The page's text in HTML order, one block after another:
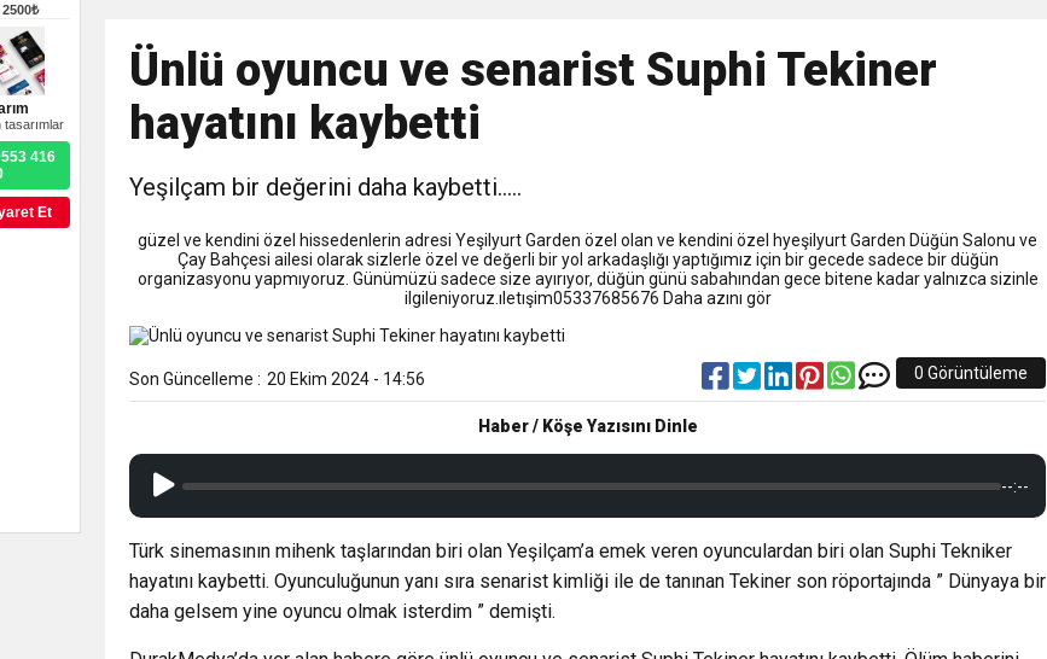
2500₺
416
Et
18:59 Trabzonspor Mitongo Transferini KAP’a Bildirdi
22:58 Trabzonspor, Salah Transferinin Maliyetini KAP’a Bildirdi
Ünlü oyuncu ve senarist Suphi Tekiner
hayatını kaybetti
Yeşilçam bir değerini daha kaybetti…..
güzel ve kendini özel hissedenlerin adresi Yeşilyurt Garden özel olan ve kendini özel hyeşilyurt Garden Düğün Salonu ve
Çay Bahçesi ailesi olarak sizlerle özel ve değerli bir yol arkadaşlığı yaptığımız için bir gecede sadece bir düğün
organizasyonu yapmıyoruz. Günümüzü sadece size ayırıyor, düğün günü sabahından gece bitene kadar yalnızca sizinle
ilgileniyoruz.ıletışim05337685676 Daha azını gör
Son Güncelleme : 20 Ekim 2024 - 14:56 0 Görüntüleme
Haber / Köşe Yazısını Dinle
--:--
Türk sinemasının mihenk taşlarından biri olan Yeşilçam’a emek veren oyunculardan biri olan Suphi Tekniker
hayatını kaybetti. Oyunculuğunun yanı sıra senarist kimliği ile de tanınan Tekiner son röportajında ” Dünyaya bir
daha gelsem yine oyuncu olmak isterdim ” demişti.